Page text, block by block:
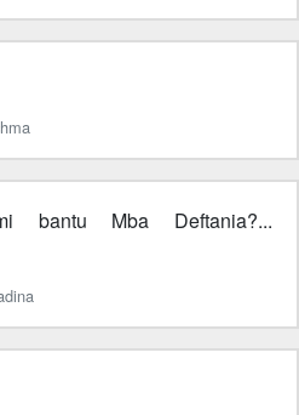
bantu Mba Deftania?...